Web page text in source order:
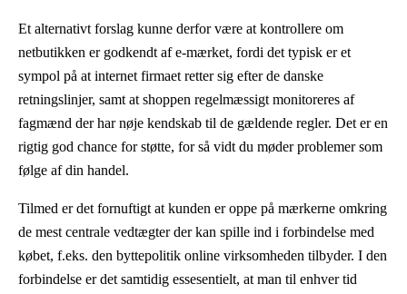
Et alternativt forslag kunne derfor være at kontrollere om
netbutikken er godkendt af e-mærket, fordi det typisk er et
sympol på at internet firmaet retter sig efter de danske
retningslinjer, samt at shoppen regelmæssigt monitoreres af
fagmænd der har nøje kendskab til de gældende regler. Det er en
rigtig god chance for støtte, for så vidt du møder problemer som
følge af din handel.
Tilmed er det fornuftigt at kunden er oppe på mærkerne omkring
de mest centrale vedtægter der kan spille ind i forbindelse med
købet, f.eks. den byttepolitik online virksomheden tilbyder. I den
forbindelse er det samtidig essesentielt, at man til enhver tid